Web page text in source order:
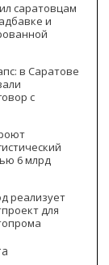
саратовцам
и
в Саратове
с
6 млрд
реализует
для